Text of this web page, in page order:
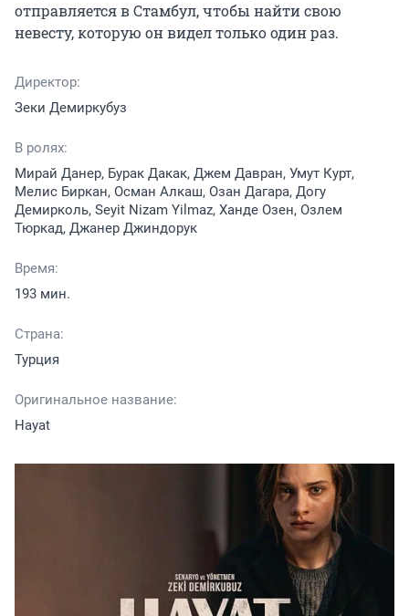
отправляется в Стамбул, чтобы найти свою
невесту, которую он видел только один раз.
Директор:
Зеки Демиркубуз
В ролях:
Мирай Данер, Бурак Дакак, Джем Давран, Умут Курт,
Мелис Биркан, Осман Алкаш, Озан Дагара, Догу
Демирколь, Seyit Nizam Yilmaz, Ханде Озен, Озлем
Тюркад, Джанер Джиндорук
Время:
193 мин.
Страна:
Турция
Оригинальное название:
Hayat